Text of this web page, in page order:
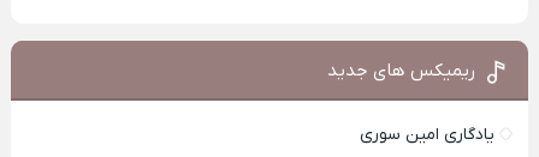
ریمیکس های جدید
یادگاری امین سوری